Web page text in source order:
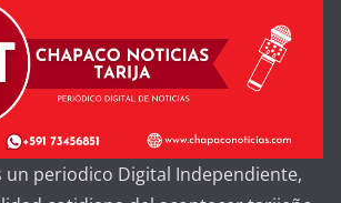
un periodico Digital Independiente,